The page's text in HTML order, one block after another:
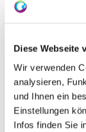
Diese Webseite
Wir verwenden
analysieren,
und Ihnen ein
Einstellungen
Infos finden Sie